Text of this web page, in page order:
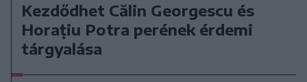
Kezdődhet Călin Georgescu és
Horațiu Potra perének érdemi
tárgyalása